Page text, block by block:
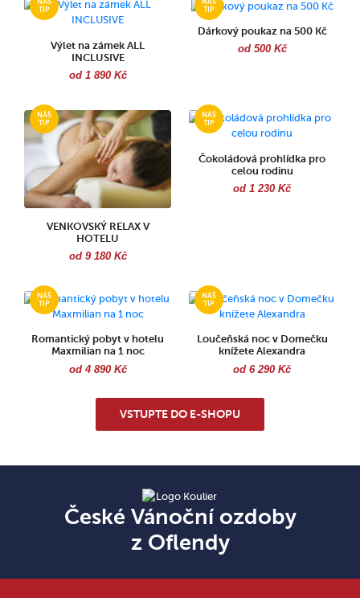
Výlet na zámek ALL
INCLUSIVE
od 1 890 Kč
Dárkový poukaz na 500 Kč
od 500 Kč
VENKOVSKÝ RELAX V
HOTELU
od 9 180 Kč
Čokoládová prohlídka pro
celou rodinu
od 1 230 Kč
Romantický pobyt v hotelu
Maxmilian na 1 noc
od 4 890 Kč
Loučeňská noc v Domečku
knížete Alexandra
od 6 290 Kč
VSTUPTE DO E-SHOPU
České Vánoční ozdoby
z Oflendy